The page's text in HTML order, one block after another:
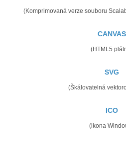
(Komprimovaná verze souboru
CANVAS
(HTML5
SVG
(Škálovatelná
ICO
(ikona